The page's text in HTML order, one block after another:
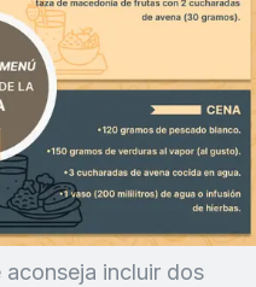
aconseja incluir dos